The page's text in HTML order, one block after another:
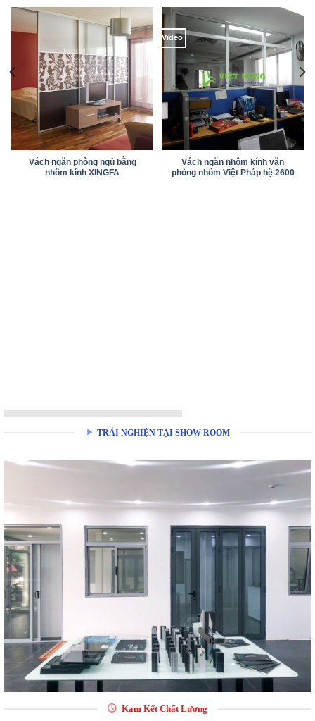
Vách ngăn phòng ngủ bằng
nhôm kính XINGFA
Video
Vách ngăn nhôm kính văn
phòng nhôm Việt Pháp hệ 2600
TRẢI NGHIỆN TẠI SHOW ROOM
Kam Kết Chất Lượng